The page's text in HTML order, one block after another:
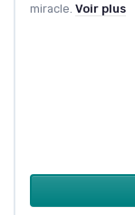
miracle. Voir plus